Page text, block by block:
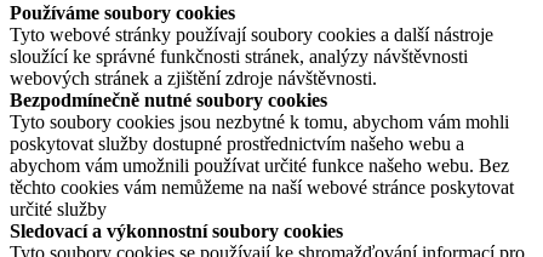
Používáme soubory cookies
Tyto webové stránky používají soubory cookies a další nástroje
sloužící ke správné funkčnosti stránek, analýzy návštěvnosti
webových stránek a zjištění zdroje návštěvnosti.
Bezpodmínečně nutné soubory cookies
Tyto soubory cookies jsou nezbytné k tomu, abychom vám mohli
poskytovat služby dostupné prostřednictvím našeho webu a
abychom vám umožnili používat určité funkce našeho webu. Bez
těchto cookies vám nemůžeme na naší webové stránce poskytovat
určité služby
Sledovací a výkonnostní soubory cookies
Tyto soubory cookies se používají ke shromažďování informací pro